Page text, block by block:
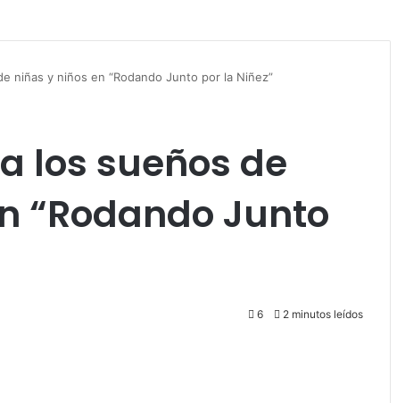
niñas y niños en “Rodando Junto por la Niñez”
los sueños de
“Rodando Junto
6 2 minutos leídos